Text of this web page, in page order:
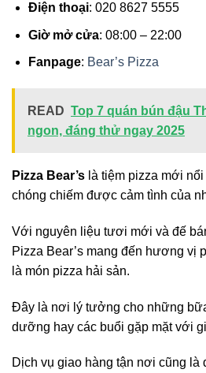
Điện thoại: 020 8627 5555
Giờ mở cửa: 08:00 – 22:00
Fanpage: Bear’s Pizza
READ Top 7 quán bún đậu
ngon, đáng thử ngay 2025
Pizza Bear’s là tiệm pizza mới
chóng chiếm được cảm tình của
Với nguyên liệu tươi mới và đế
Pizza Bear’s mang đến hương vị
là món pizza hải sản.
Đây là nơi lý tưởng cho những
dưỡng hay các buổi gặp mặt với
Dịch vụ giao hàng tận nơi cũng là